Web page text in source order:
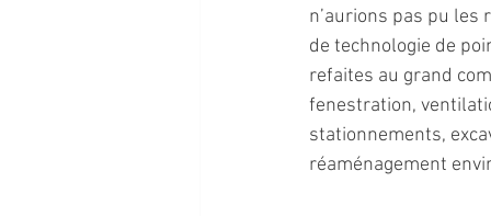
n’aurions pas pu
de technologie de
refaites au grand
fenestration,
stationnements,
réaménagement